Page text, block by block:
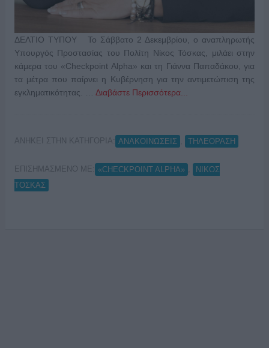
ΔΕΛΤΙΟ ΤΥΠΟΥ Το Σάββατο 2 Δεκεμβρίου, ο αναπληρωτής
Υπουργός Προστασίας του Πολίτη Νίκος Τόσκας, μιλάει στην
κάμερα του «Checkpoint Alpha» και τη Γιάννα Παπαδάκου, για
τα μέτρα που παίρνει η Κυβέρνηση για την αντιμετώπιση της
εγκληματικότητας. … Διαβάστε Περισσότερα...
ΑΝΗΚΕΙ ΣΤΗΝ ΚΑΤΗΓΟΡΙΑ: ΑΝΑΚΟΙΝΩΣΕΙΣ ΤΗΛΕΟΡΑΣΗ
ΕΠΙΣΗΜΑΣΜΕΝΟ ΜΕ: «CHECKPOINT ALPHA»
ΝΙΚΟΣ
ΤΟΣΚΑΣ